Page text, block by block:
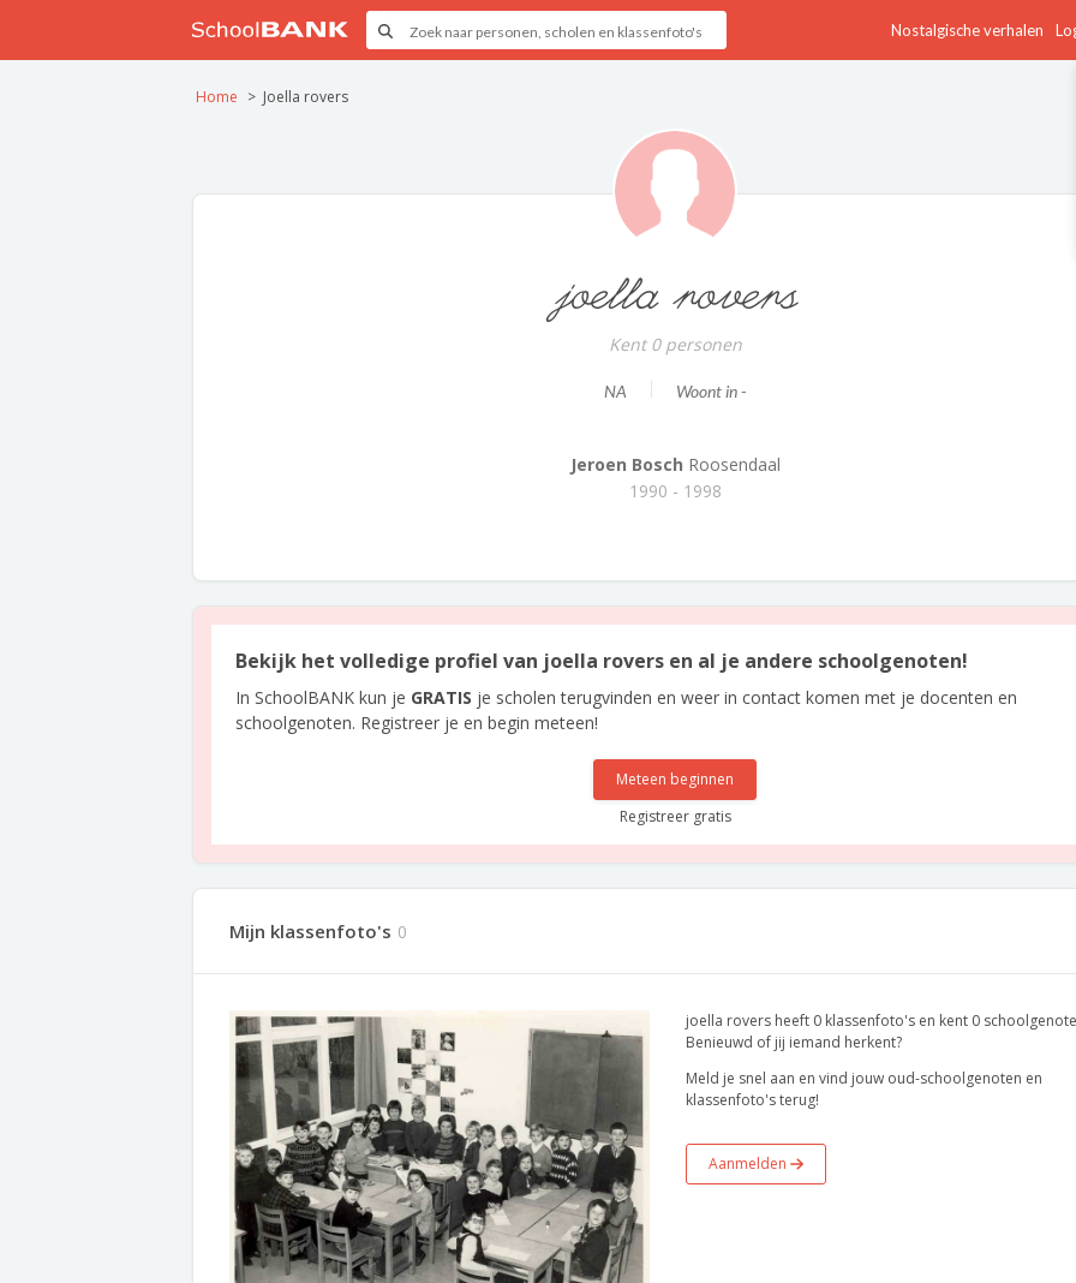
Nostalgische verhalen
Home Joella rovers
joella rovers
Kent 0 personen
NA Woont in -
Jeroen Bosch Roosendaal
1990 - 1998
Bekijk het volledige profiel van joella rovers en al je andere schoolgenoten!
In SchoolBANK kun je GRATIS je scholen terugvinden en weer in contact komen met je docenten en
schoolgenoten. Registreer je en begin meteen!
Meteen beginnen
Registreer gratis
Mijn klassenfoto's 0
joella rovers heeft 0 klassenfoto's en kent 0
Benieuwd of jij iemand herkent?
Meld je snel aan en vind jouw oud-schoolgenoten en
klassenfoto's terug!
Aanmelden